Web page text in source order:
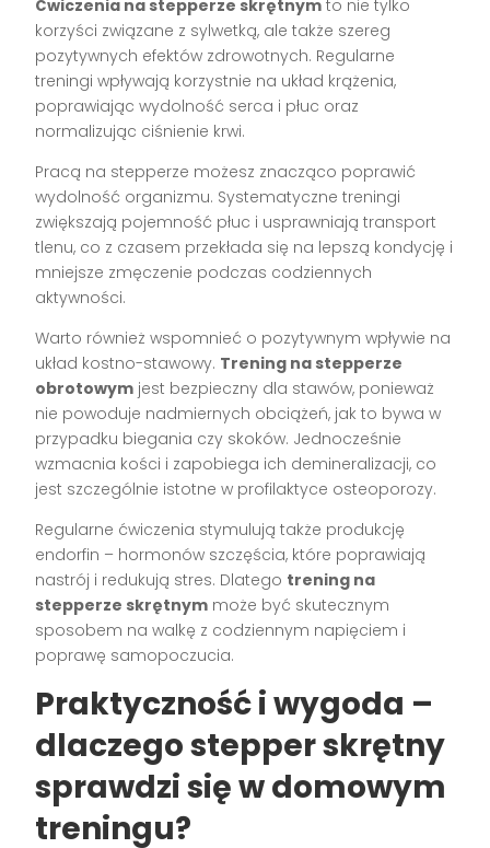
Ćwiczenia na stepperze skrętnym to nie tylko
korzyści związane z sylwetką, ale także szereg
pozytywnych efektów zdrowotnych. Regularne
treningi wpływają korzystnie na układ krążenia,
poprawiając wydolność serca i płuc oraz
normalizując ciśnienie krwi.
Pracą na stepperze możesz znacząco poprawić
wydolność organizmu. Systematyczne treningi
zwiększają pojemność płuc i usprawniają transport
tlenu, co z czasem przekłada się na lepszą kondycję i
mniejsze zmęczenie podczas codziennych
aktywności.
Warto również wspomnieć o pozytywnym wpływie na
układ kostno-stawowy. Trening na stepperze
obrotowym jest bezpieczny dla stawów, ponieważ
nie powoduje nadmiernych obciążeń, jak to bywa w
przypadku biegania czy skoków. Jednocześnie
wzmacnia kości i zapobiega ich demineralizacji, co
jest szczególnie istotne w profilaktyce osteoporozy.
Regularne ćwiczenia stymulują także produkcję
endorfin – hormonów szczęścia, które poprawiają
nastrój i redukują stres. Dlatego trening na
stepperze skrętnym może być skutecznym
sposobem na walkę z codziennym napięciem i
poprawę samopoczucia.
Praktyczność i wygoda –
dlaczego stepper skrętny
sprawdzi się w domowym
treningu?